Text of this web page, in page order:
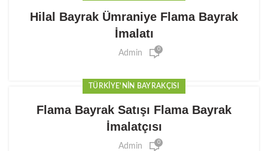
Hilal Bayrak Ümraniye Flama Bayrak
İmalatı
Admin 0
TÜRKIYE'NIN BAYRAKÇISI
Flama Bayrak Satışı Flama Bayrak
İmalatçısı
Admin 0